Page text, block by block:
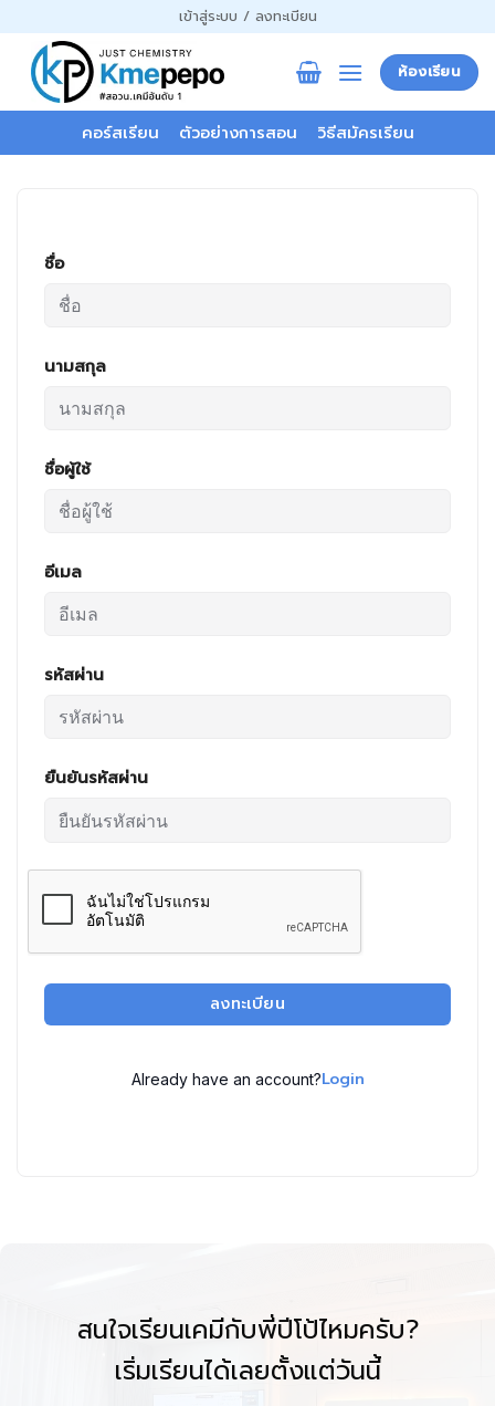
ไป
เนื้อหา
เข้าสู่ระบบ / ลงทะเบียน
ห้องเรียน
คอร์สเรียน ตัวอย่างการสอน วิธีสมัครเรียน
ชื่อ
นามสกุล
ชื่อผู้ใช้
อีเมล
รหัสผ่าน
ยืนยันรหัสผ่าน
ลงทะเบียน
Already have an account?Login
สนใจเรียนเคมีกับพี่ปีโป้ไหมครับ?
เริ่มเรียนได้เลยตั้งแต่วันนี้